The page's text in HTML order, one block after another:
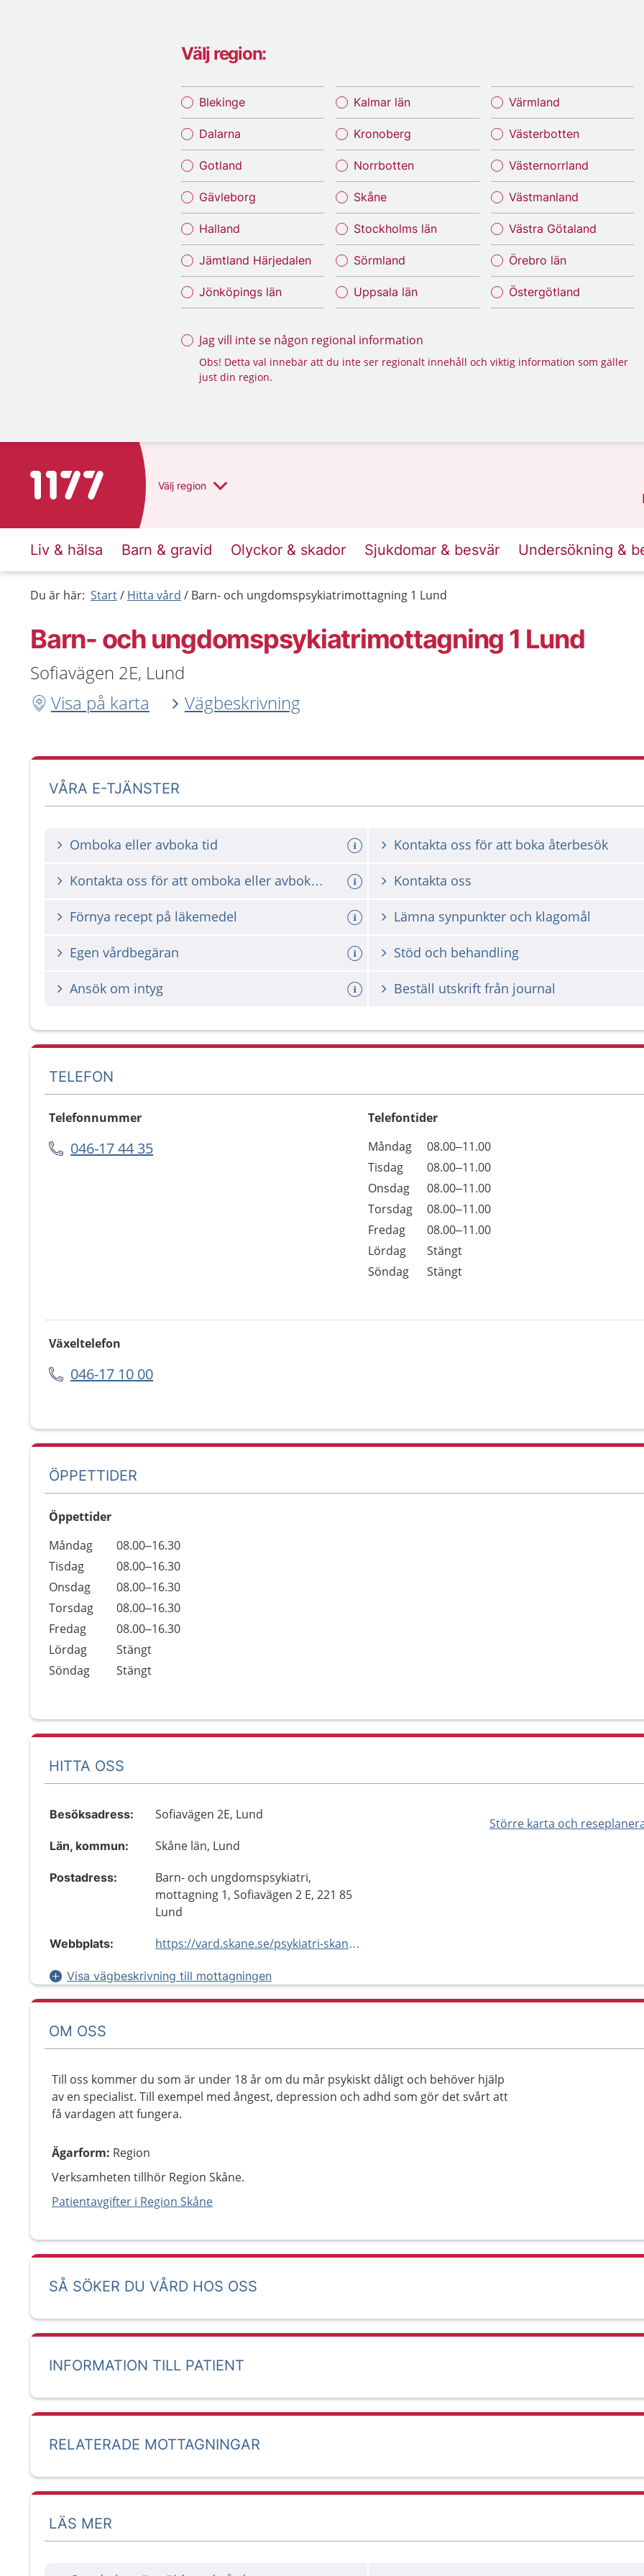
Välj region:
Blekinge
Dalarna
Gotland
Gävleborg
Halland
Jämtland Härjedalen
Jönköpings län
Kalmar län
Kronoberg
Norrbotten
Skåne
Stockholms län
Sörmland
Uppsala län
Värmland
Västerbotten
Västernorrland
Västmanland
Västra Götaland
Örebro län
Östergötland
Jag vill inte se någon regional information
Obs! Detta val innebär att du inte ser regionalt innehåll och viktig information som gäller
just din region.
Till startsidan för 1177 Välj region
Liv & hälsa Barn & gravid Olyckor & skador Sjukdomar & besvär Undersökning &
Du är här: Start Hitta vård Barn- och ungdomspsykiatrimottagning 1 Lund
Barn- och ungdomspsykiatrimottagning 1 Lund
Sofiavägen 2E, Lund
Visa på karta
Vägbeskrivning
VÅRA E-TJÄNSTER
Omboka eller avboka tid Kontakta oss för att boka återbesök
Kontakta oss för att omboka eller avboka tid Kontakta oss
Förnya recept på läkemedel Lämna synpunkter och klagomål
Egen vårdbegäran Stöd och behandling
Ansök om intyg Beställ utskrift från journal
TELEFON
Telefonnummer
046-17 44 35
Telefontider
Dag
Öppettider
Kommentarer
Måndag
08.00–11.00
Tisdag
08.00–11.00
Onsdag
08.00–11.00
Torsdag
08.00–11.00
Fredag
08.00–11.00
Lördag
Stängt
Söndag
Stängt
Växeltelefon
046-17 10 00
ÖPPETTIDER
Öppettider
Dag
Öppettider
Kommentarer
Måndag
08.00–16.30
Tisdag
08.00–16.30
Onsdag
08.00–16.30
Torsdag
08.00–16.30
Fredag
08.00–16.30
Lördag
Stängt
Söndag
Stängt
HITTA OSS
Större karta och
Besöksadress: Sofiavägen 2E, Lund
Län, kommun: Skåne län, Lund
Postadress:
Barn- och ungdomspsykiatri,
mottagning 1, Sofiavägen 2 E, 221 85
Lund
Webbplats: https://vard.skane.se/psykiatri-skane/mottagningar-och-avdelningar/barn--och-ungdomspsykiatrimottagning-1-lund/
Visa vägbeskrivning till mottagningen
OM OSS
Till oss kommer du som är under 18 år om du mår psykiskt dåligt och behöver hjälp
av en specialist. Till exempel med ångest, depression och adhd som gör det svårt att
få vardagen att fungera.
Ägarform: Region
Verksamheten tillhör Region Skåne.
Patientavgifter i Region Skåne
SÅ SÖKER DU VÅRD HOS OSS
INFORMATION TILL PATIENT
RELATERADE MOTTAGNINGAR
LÄS MER